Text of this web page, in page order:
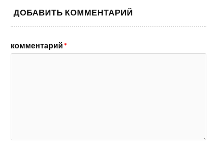
ДОБАВИТЬ КОММЕНТАРИЙ
комментарий*